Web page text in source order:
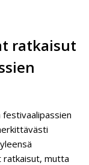
ratkaisut
festivaalipassien
ratkaisut, mutta